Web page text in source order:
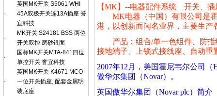
·
英国MK开关 S5061 WHI
45A双极开关连13A插座 誉
宜科技
·
MK开关 S24181 BSS 两位
开关双控 磨砂银面
·
国标MK开关MTA-841四位
单控开关 誉宜科技
·
英国MK开关 K4671 MCO
一位开关插座, 配套金属明
装底座
【MK】--电器配件系统 开关、插
MK电器（中国）有限公司是霍
港，以创新而闻名业界，主要生产
产品：组合/单一色组件、防指
接地端子、上锁式接线座、自动
2007年12月，美国霍尼韦尔公司
傲华尔集团（Novar）。
英国傲华尔集团（Novar plc）简介